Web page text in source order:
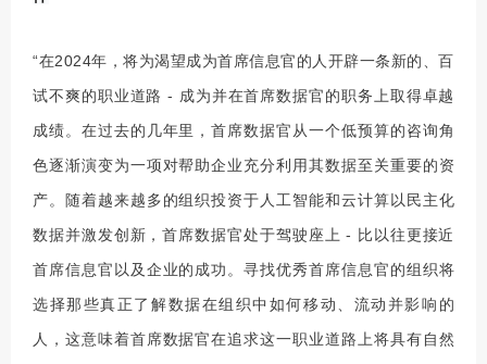
“在2024年，将为渴望成为首席信息官的人开辟一条新的、百
试不爽的职业道路 - 成为并在首席数据官的职务上取得卓越
成绩。在过去的几年里，首席数据官从一个低预算的咨询角
色逐渐演变为一项对帮助企业充分利用其数据至关重要的资
产。随着越来越多的组织投资于人工智能和云计算以民主化
数据并激发创新，首席数据官处于驾驶座上 - 比以往更接近
首席信息官以及企业的成功。寻找优秀首席信息官的组织将
选择那些真正了解数据在组织中如何移动、流动并影响的
人，这意味着首席数据官在追求这一职业道路上将具有自然